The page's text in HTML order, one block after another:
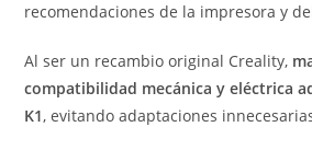
recomendaciones de la impresora y
Al ser un recambio original Creality,
compatibilidad mecánica y eléctrica
K1, evitando adaptaciones